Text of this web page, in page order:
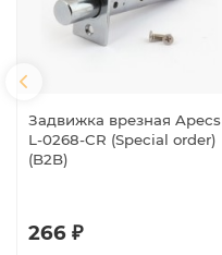
Задвижка врезная Apecs
L-0268-CR (Special order)
(B2B)
266 ₽